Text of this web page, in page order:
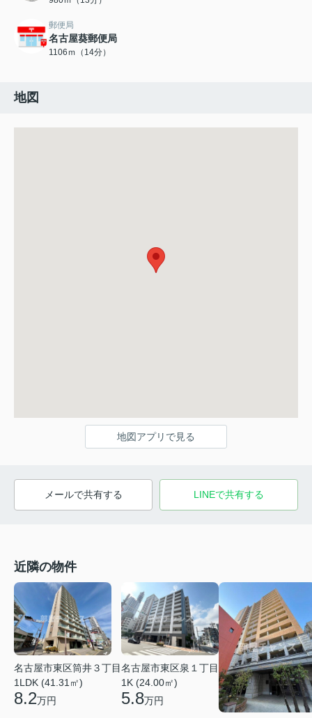
郵便局
名古屋葵郵便局
1106ｍ（14分）
地図
地図アプリで見る
メールで共有する LINEで共有する
近隣の物件
名古屋市東区筒井３丁目
1LDK (41.31㎡)
8.2万円
名古屋市東区泉１丁目
1K (24.00㎡)
5.8万円